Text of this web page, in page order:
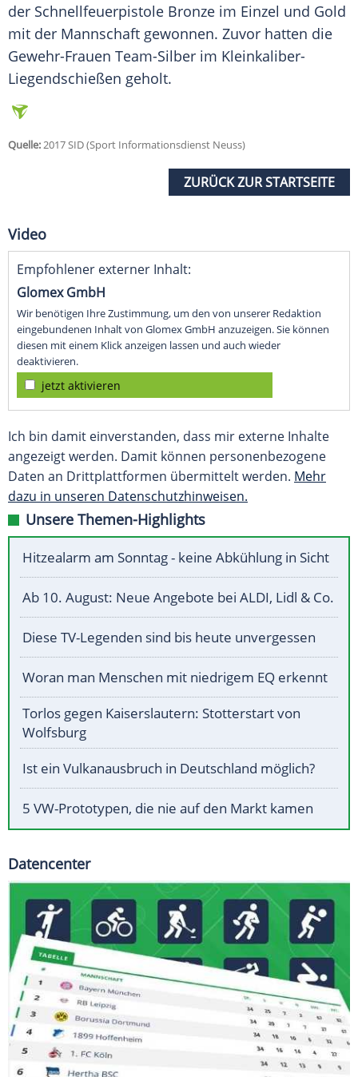
der Schnellfeuerpistole Bronze im Einzel und Gold
mit der Mannschaft gewonnen. Zuvor hatten die
Gewehr-Frauen Team-Silber im Kleinkaliber-
Liegendschießen geholt.
Quelle:2017 SID (Sport Informationsdienst Neuss)
ZURÜCK ZUR STARTSEITE
Video
Empfohlener externer Inhalt:
Glomex GmbH
Wir benötigen Ihre Zustimmung, um den von unserer Redaktion
eingebundenen Inhalt von Glomex GmbH anzuzeigen. Sie können
diesen mit einem Klick anzeigen lassen und auch wieder
deaktivieren.
jetzt aktivieren
Ich bin damit einverstanden, dass mir externe Inhalte
angezeigt werden. Damit können personenbezogene
Daten an Drittplattformen übermittelt werden. Mehr
dazu in unseren Datenschutzhinweisen.
Unsere Themen-Highlights
Hitzealarm am Sonntag - keine Abkühlung in Sicht
Ab 10. August: Neue Angebote bei ALDI, Lidl & Co.
Diese TV-Legenden sind bis heute unvergessen
Woran man Menschen mit niedrigem EQ erkennt
Torlos gegen Kaiserslautern: Stotterstart von
Wolfsburg
Ist ein Vulkanausbruch in Deutschland möglich?
5 VW-Prototypen, die nie auf den Markt kamen
Datencenter